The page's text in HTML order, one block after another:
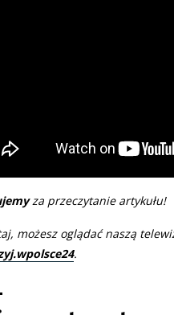
za przeczytanie artykułu!
możesz oglądać naszą
.